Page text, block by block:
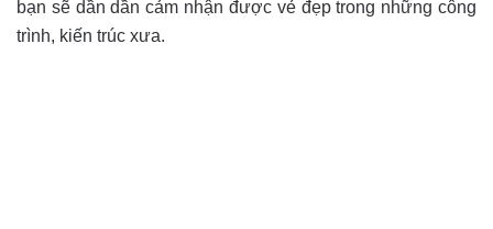
bạn sẽ dần dần cảm nhận được vẻ đẹp trong những công
trình, kiến trúc xưa.